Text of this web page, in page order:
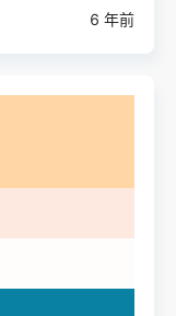
6 年前